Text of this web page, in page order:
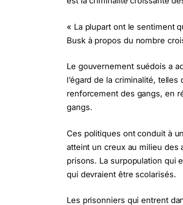
« La plupart ont le sentiment
Busk à propos du nombre
Le gouvernement suédois a
l’égard de la criminalité, telles
renforcement des gangs, en
gangs.
Ces politiques ont conduit à
atteint un creux au milieu des
prisons. La surpopulation qui
qui devraient être scolarisés.
Les prisonniers qui entrent